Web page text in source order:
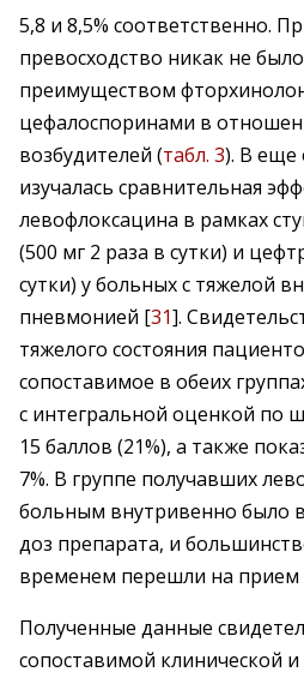
5,8 и 8,5% соответственно.
превосходство никак не
преимуществом
цефалоспоринами в
возбудителей (табл. 3). В еще
изучалась сравнительная
левофлоксацина в рамках
(500 мг 2 раза в сутки) и
сутки) у больных с тяжелой
пневмонией [31].
тяжелого состояния
сопоставимое в обеих
с интегральной оценкой по
15 баллов (21%), а также
7%. В группе получавших
больным внутривенно было
доз препарата, и
временем перешли на прием
Полученные данные
сопоставимой клинической